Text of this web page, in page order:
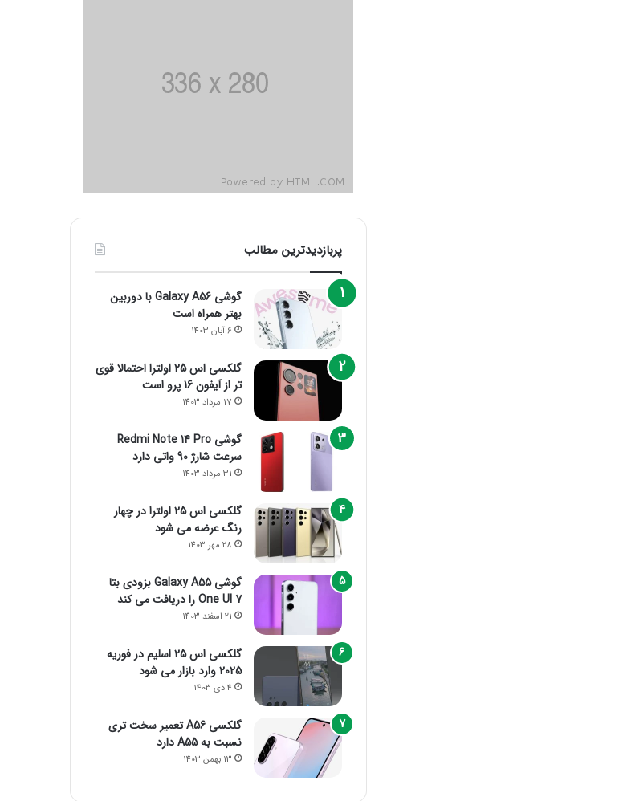
پربازدیدترین مطالب
گوشی Galaxy A56 با دوربین
بهتر همراه است
6 آبان 1403
گلکسی اس 25 اولترا احتمالا قوی
تر از آیفون 16 پرو است
17 مرداد 1403
گوشی Redmi Note 14 Pro
سرعت شارژ 90 واتی دارد
31 مرداد 1403
گلکسی اس 25 اولترا در چهار
رنگ عرضه می شود
28 مهر 1403
گوشی Galaxy A55 بزودی بتا
One UI 7 را دریافت می کند
21 اسفند 1403
گلکسی اس 25 اسلیم در فوریه
2025 وارد بازار می شود
4 دی 1403
گلکسی A56 تعمیر سخت تری
نسبت به A55 دارد
13 بهمن 1403